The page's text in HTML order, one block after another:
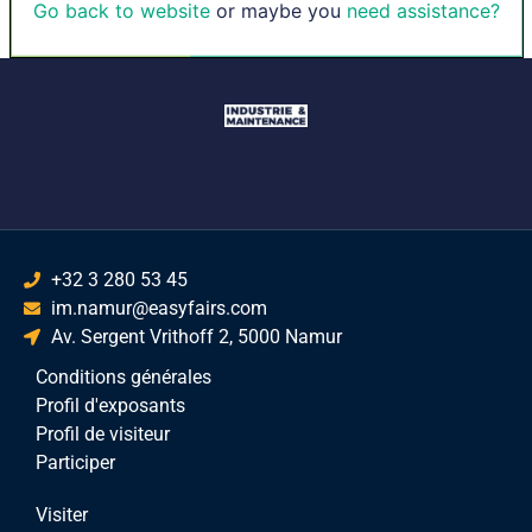
Go back to websiteor maybe you need assistance?
+32 3 280 53 45
im.namur@easyfairs.com
Av. Sergent Vrithoff 2, 5000 Namur
Conditions générales
Profil d'exposants
Profil de visiteur
Participer
Visiter